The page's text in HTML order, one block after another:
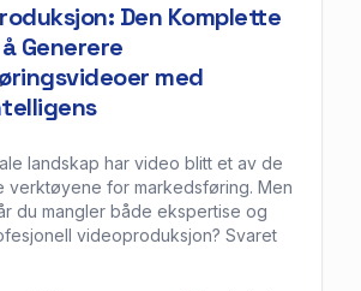
Den Komplette
Generere
med
landskap har video blitt et av de
verktøyene for markedsføring. Men
du mangler både ekspertise og
videoproduksjon? Svaret